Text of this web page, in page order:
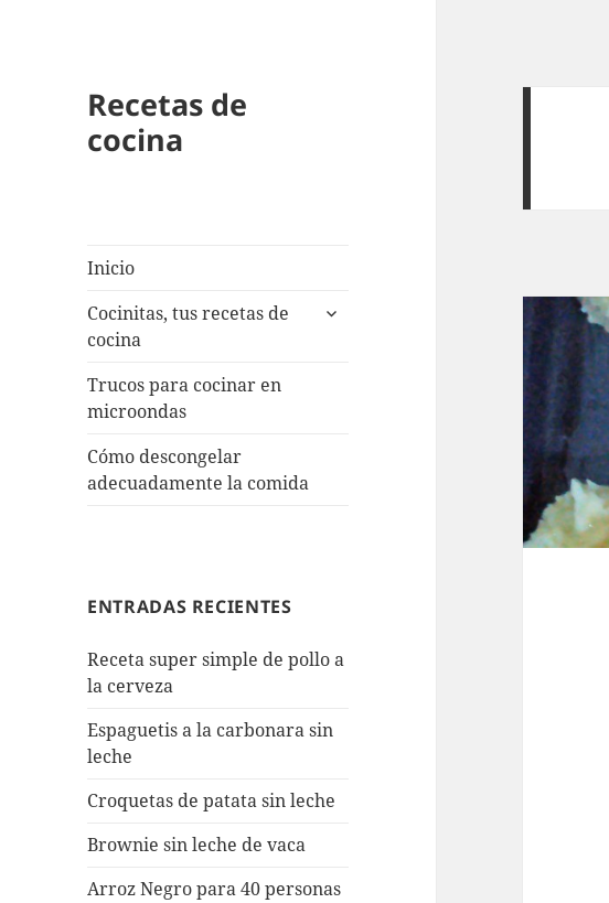
Recetas de
cocina
Inicio
Cocinitas, tus recetas de
cocina
expande
Trucos para cocinar en
microondas
Cómo descongelar
adecuadamente la comida
ENTRADAS RECIENTES
Receta super simple de pollo a
la cerveza
Espaguetis a la carbonara sin
leche
Croquetas de patata sin leche
Brownie sin leche de vaca
Arroz Negro para 40 personas